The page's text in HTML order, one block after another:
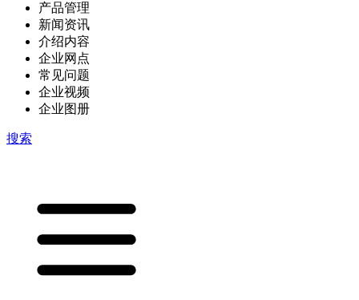
产品管理
新闻资讯
介绍内容
企业网点
常见问题
企业视频
企业图册
搜索